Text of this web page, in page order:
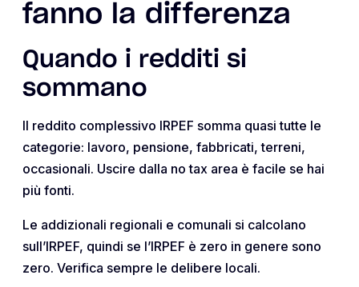
fanno la differenza
Quando i redditi si
sommano
Il reddito complessivo IRPEF somma quasi tutte le
categorie: lavoro, pensione, fabbricati, terreni,
occasionali. Uscire dalla no tax area è facile se hai
più fonti.
Le addizionali regionali e comunali si calcolano
sull’IRPEF, quindi se l’IRPEF è zero in genere sono
zero. Verifica sempre le delibere locali.